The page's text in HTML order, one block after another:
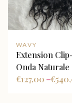
WAVY
Extension
Onda Naturale
127,00
€ –€